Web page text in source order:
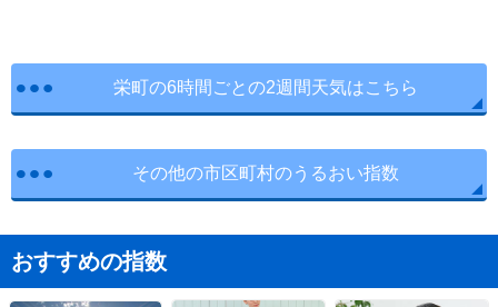
栄町の6時間ごとの2週間天気はこちら
その他の市区町村のうるおい指数
おすすめの指数